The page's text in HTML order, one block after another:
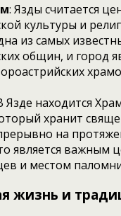
: Язды считается
культуры и
из самых
общин, и город
Язде находится
хранит
на
является важным
и местом
жизнь и